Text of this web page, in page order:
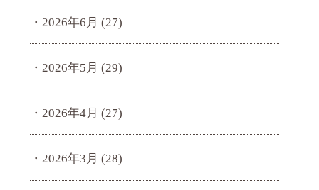
2026年6月 (27)
2026年5月 (29)
2026年4月 (27)
2026年3月 (28)